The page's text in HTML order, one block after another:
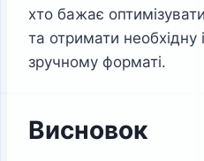
хто бажає
та отримати необхідну
зручному форматі.
Висновок